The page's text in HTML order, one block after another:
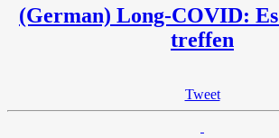
(German) Long-COVID:
treffen
Tweet